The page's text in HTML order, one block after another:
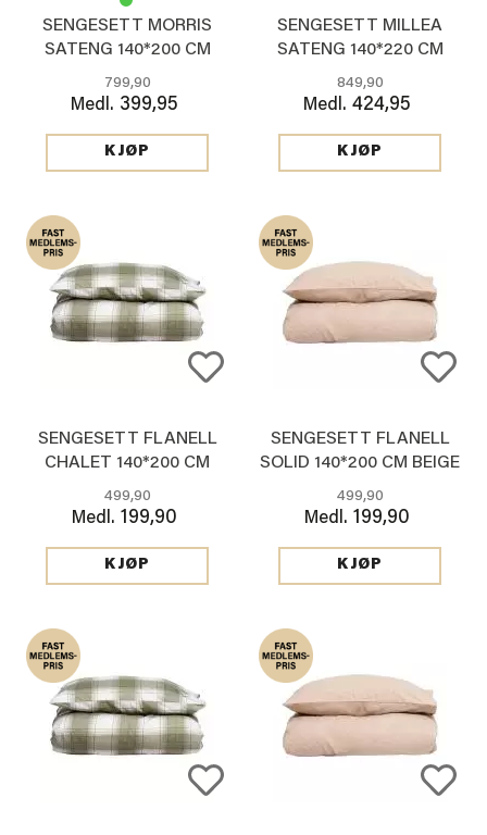
SENGESETT MORRIS
SATENG 140*200 CM
BEIGE
799,90
Medl. 399,95
KJØP
SENGESETT MILLEA
SATENG 140*220 CM
BEIGE
849,90
Medl. 424,95
KJØP
SENGESETT FLANELL
CHALET 140*200 CM
499,90
Medl. 199,90
KJØP
SENGESETT FLANELL
SOLID 140*200 CM BEIGE
499,90
Medl. 199,90
KJØP